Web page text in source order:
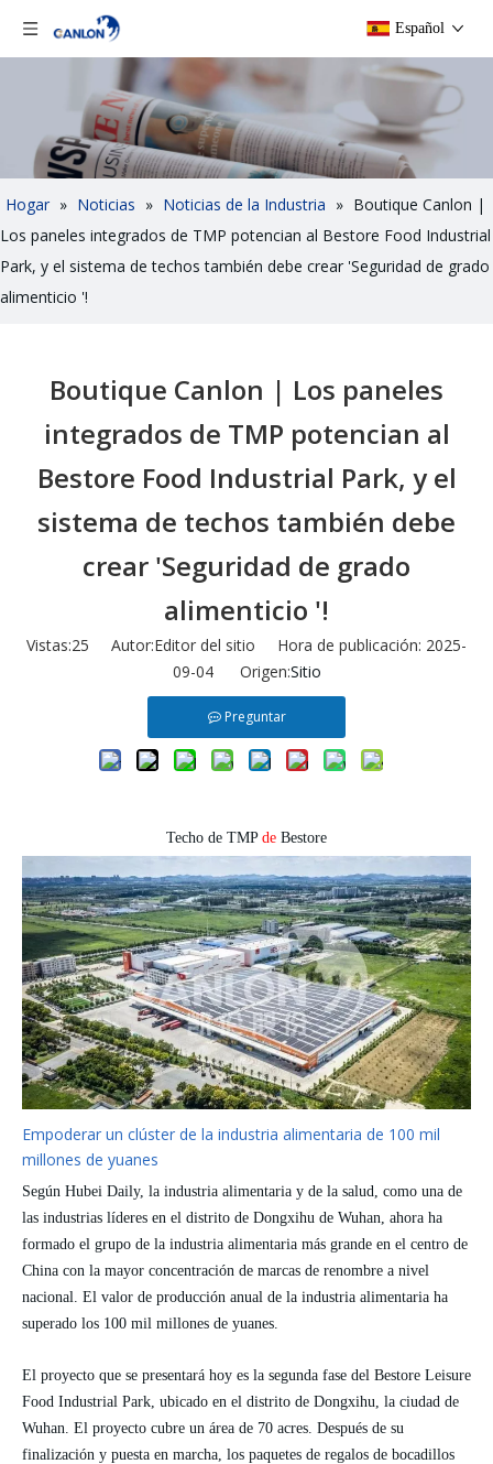
Español
Hogar » Noticias » Noticias de la Industria » Boutique Canlon |
Los paneles integrados de TMP potencian al Bestore Food Industrial
Park, y el sistema de techos también debe crear 'Seguridad de grado
alimenticio '!
Boutique Canlon | Los paneles
integrados de TMP potencian al
Bestore Food Industrial Park, y el
sistema de techos también debe
crear 'Seguridad de grado
alimenticio '!
Vistas:25 Autor:Editor del sitio Hora de publicación: 2025-
09-04 Origen:Sitio
Preguntar
Techo de TMP de Bestore
Empoderar un clúster de la industria alimentaria de 100 mil
millones de yuanes
Según Hubei Daily, la industria alimentaria y de la salud, como una de
las industrias líderes en el distrito de Dongxihu de Wuhan, ahora ha
formado el grupo de la industria alimentaria más grande en el centro de
China con la mayor concentración de marcas de renombre a nivel
nacional. El valor de producción anual de la industria alimentaria ha
superado los 100 mil millones de yuanes.
El proyecto que se presentará hoy es la segunda fase del Bestore Leisure
Food Industrial Park, ubicado en el distrito de Dongxihu, la ciudad de
Wuhan. El proyecto cubre un área de 70 acres. Después de su
finalización y puesta en marcha, los paquetes de regalos de bocadillos